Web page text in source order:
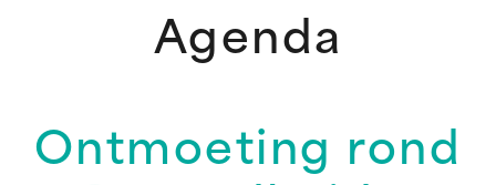
Agenda
Ontmoeting rond